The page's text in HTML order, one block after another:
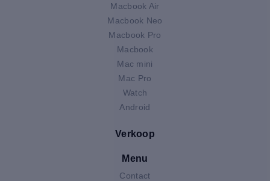
Macbook Air
Macbook Neo
Macbook Pro
Macbook
Mac mini
Mac Pro
Watch
Android
Verkoop
Menu
Contact